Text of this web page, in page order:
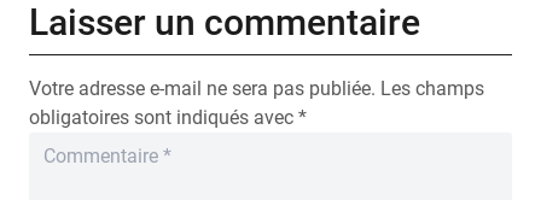
Laisser un commentaire
Votre adresse e-mail ne sera pas publiée. Les champs
obligatoires sont indiqués avec *